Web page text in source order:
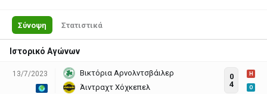
Σύνοψη Στατιστικά
Ιστορικό Αγώνων
13/7/2023
Βικτόρια Αρνολντσβάιλερ
Άιντραχτ Χόχκεπελ
0
4
H
O